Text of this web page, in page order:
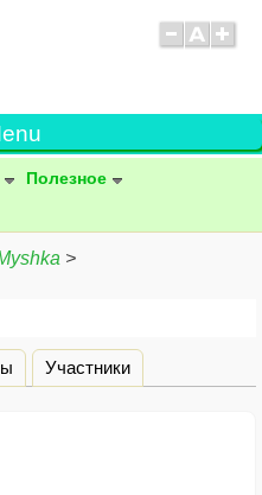
Полезное
>
Участники